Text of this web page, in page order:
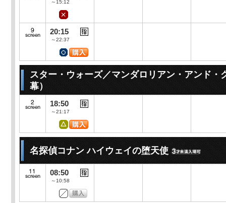
～15:12
20:15
～22:37
スター・ウォーズ／マンダロリアン・アンド・
幕）
18:50
～21:17
名探偵コナン ハイウェイの堕天使
08:50
～10:58